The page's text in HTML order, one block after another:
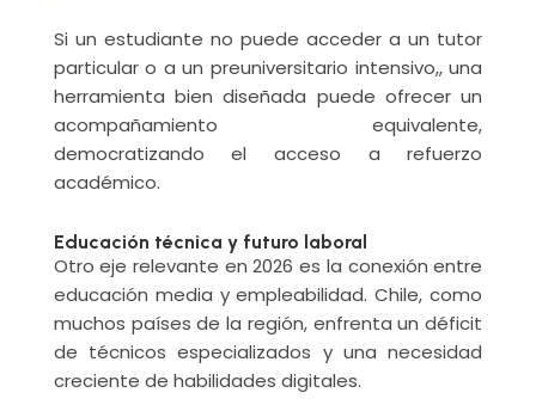
Si un estudiante no puede acceder a un tutor
particular o a un preuniversitario intensivo,, una
herramienta bien diseñada puede ofrecer un
acompañamiento equivalente,
democratizando el acceso a refuerzo
académico.
Educación técnica y futuro laboral
Otro eje relevante en 2026 es la conexión entre
educación media y empleabilidad. Chile, como
muchos países de la región, enfrenta un déficit
de técnicos especializados y una necesidad
creciente de habilidades digitales.